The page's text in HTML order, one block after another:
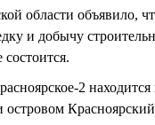
области объявило,
и добычу
2